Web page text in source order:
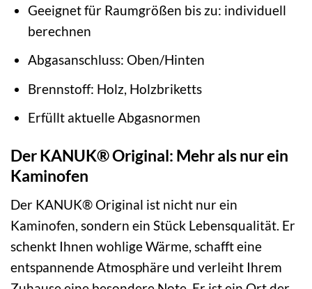
Geeignet für Raumgrößen bis zu: individuell
berechnen
Abgasanschluss: Oben/Hinten
Brennstoff: Holz, Holzbriketts
Erfüllt aktuelle Abgasnormen
Der KANUK® Original: Mehr als nur ein
Kaminofen
Der KANUK® Original ist nicht nur ein
Kaminofen, sondern ein Stück Lebensqualität. Er
schenkt Ihnen wohlige Wärme, schafft eine
entspannende Atmosphäre und verleiht Ihrem